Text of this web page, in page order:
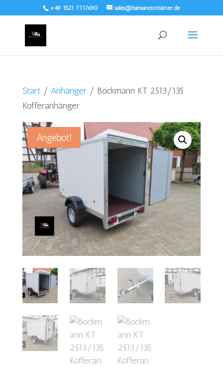
+49 1521 7117690 sales@hansancontainer.de
Start/ Anhänger/ Böckmann KT 2513/135
Kofferanhänger
Angebot!